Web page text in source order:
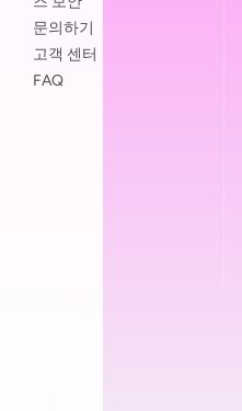
문의하기
고객 센터
FAQ